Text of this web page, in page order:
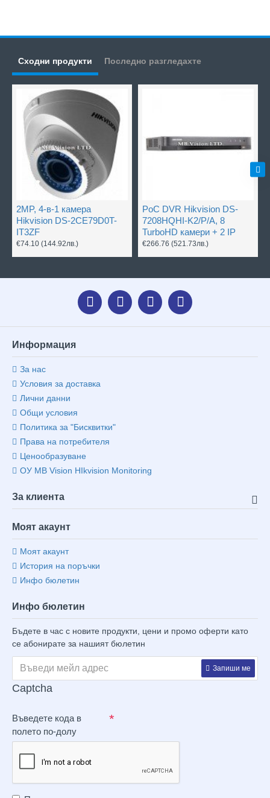
Сходни продукти Последно разгледахте
2MP, 4-в-1 камера
Hikvision DS-2CE79D0T-
IT3ZF
€74.10 (144.92лв.)
PoC DVR Hikvision DS-
7208HQHI-K2/P/A, 8
TurboHD камери + 2 IP
€266.76 (521.73лв.)
Информация
За нас
Условия за доставка
Лични данни
Общи условия
Политика за "Бисквитки"
Права на потребителя
Ценообразуване
ОУ MB Vision HIkvision Monitoring
За клиента
Моят акаунт
Моят акаунт
История на поръчки
Инфо бюлетин
Инфо бюлетин
Бъдете в час с новите продукти, цени и промо оферти като
се абонирате за нашият бюлетин
Запиши ме
Captcha
Въведете кода в
полето по-долу